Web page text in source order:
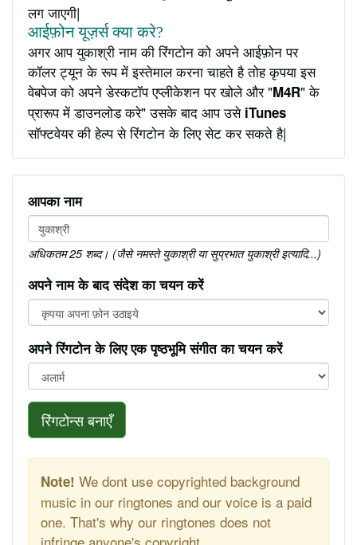
लग जाएगी|
आईफ़ोन यूज़र्स क्या करे?
अगर आप युकाश्री नाम की रिंगटोन को अपने आईफ़ोन पर
कॉलर ट्यून के रूप में इस्तेमाल करना चाहते है तोह कृपया इस
वेबपेज को अपने डेस्कटॉप एप्लीकेशन पर खोले और "M4R" के
प्रारूप में डाउनलोड करे" उसके बाद आप उसे iTunes
सॉफ्टवेयर की हेल्प से रिंगटोन के लिए सेट कर सकते है|
आपका नाम
अधिकतम 25 शब्द। (जैसे नमस्ते युकाश्री या सुप्रभात युकाश्री इत्यादि...)
अपने नाम के बाद संदेश का चयन करें
अपने रिंगटोन के लिए एक पृष्ठभूमि संगीत का चयन करें
रिंगटोन्स बनाएँ
Note! We dont use copyrighted background
music in our ringtones and our voice is a paid
one. That's why our ringtones does not
infringe anyone's copyright.